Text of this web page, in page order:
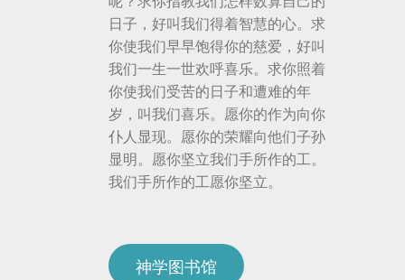
日子，好叫我们得着智慧的心。求
你使我们早早饱得你的慈爱，好叫
我们一生一世欢呼喜乐。求你照着
你使我们受苦的日子和遭难的年
岁，叫我们喜乐。愿你的作为向你
仆人显现。愿你的荣耀向他们子孙
显明。愿你坚立我们手所作的工。
我们手所作的工愿你坚立。
神学图书馆